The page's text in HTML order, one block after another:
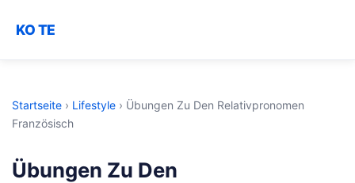
KO TE
Startseite › Lifestyle › Übungen Zu Den Relativpronomen
Französisch
Übungen Zu Den